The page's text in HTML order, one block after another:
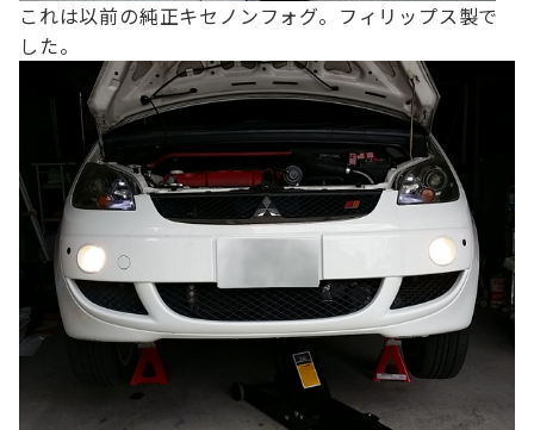
これは以前の純正キセノンフォグ。フィリップス製で
した。